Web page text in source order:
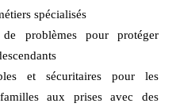
spécialisés
problèmes pour protéger
et sécuritaires pour les
aux prises avec des